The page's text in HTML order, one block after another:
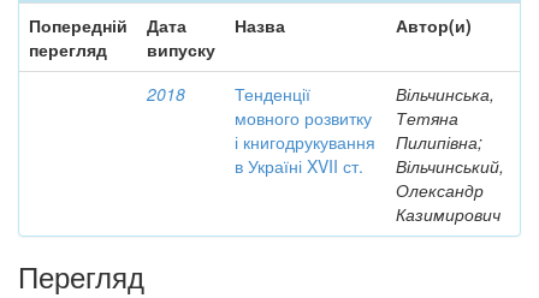
Попередній
перегляд
Дата
випуску
Назва Автор(и)
2018
Тенденції
мовного розвитку
і книгодрукування
в Україні XVII ст.
Вільчинська,
Тетяна
Пилипівна;
Вільчинський,
Олександр
Казимирович
Перегляд